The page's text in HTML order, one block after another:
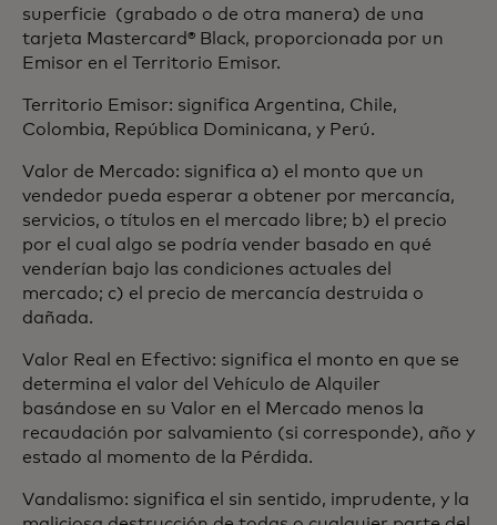
superficie (grabado o de otra manera) de una
tarjeta Mastercard® Black, proporcionada por un
Emisor en el Territorio Emisor.
Territorio Emisor: significa Argentina, Chile,
Colombia, República Dominicana, y Perú.
Valor de Mercado: significa a) el monto que un
vendedor pueda esperar a obtener por mercancía,
servicios, o títulos en el mercado libre; b) el precio
por el cual algo se podría vender basado en qué
venderían bajo las condiciones actuales del
mercado; c) el precio de mercancía destruida o
dañada.
Valor Real en Efectivo: significa el monto en que se
determina el valor del Vehículo de Alquiler
basándose en su Valor en el Mercado menos la
recaudación por salvamiento (si corresponde), año y
estado al momento de la Pérdida.
Vandalismo: significa el sin sentido, imprudente, y la